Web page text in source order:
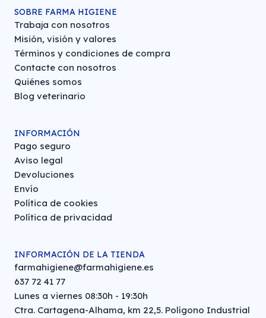
SOBRE FARMA HIGIENE
Trabaja con nosotros
Misión, visión y valores
Términos y condiciones de compra
Contacte con nosotros
Quiénes somos
Blog veterinario
INFORMACIÓN
Pago seguro
Aviso legal
Devoluciones
Envío
Política de cookies
Política de privacidad
INFORMACIÓN DE LA TIENDA
farmahigiene@farmahigiene.es
637 72 41 77
Lunes a viernes 08:30h - 19:30h
Ctra. Cartagena-Alhama, km 22,5. Polígono Industrial